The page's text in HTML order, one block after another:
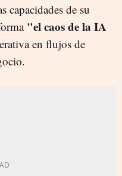
capacidades de su
"el caos de la IA
en flujos de